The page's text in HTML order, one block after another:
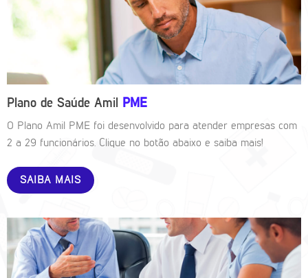
Plano de Saúde Amil PME
O Plano Amil PME foi desenvolvido para atender empresas com
2 a 29 funcionários. Clique no botão abaixo e saiba mais!
SAIBA MAIS